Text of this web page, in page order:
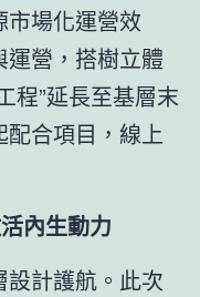
場化運營效
營，搭樹立體
程”延長至基層末
合項目，線上
內生動力
計護航。此次